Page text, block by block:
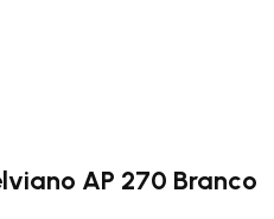
AP 270 Branco